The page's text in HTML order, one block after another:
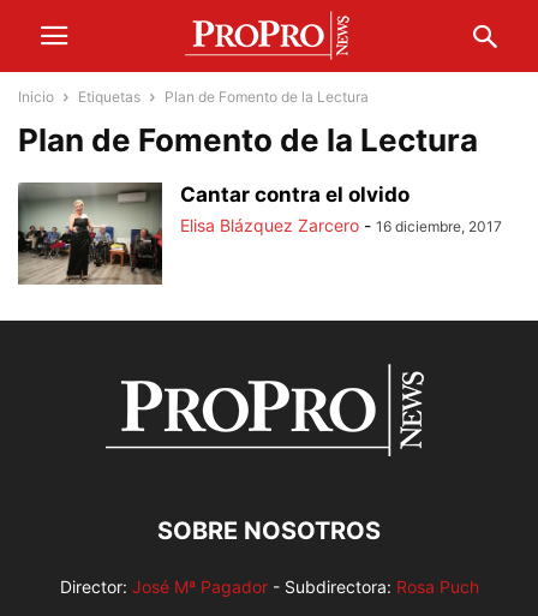
Inicio Etiquetas Plan de Fomento de la Lectura
Plan de Fomento de la Lectura
Cantar contra el olvido
Elisa Blázquez Zarcero - 16 diciembre, 2017
SOBRE NOSOTROS
Director: José Mª Pagador- Subdirectora: Rosa Puch